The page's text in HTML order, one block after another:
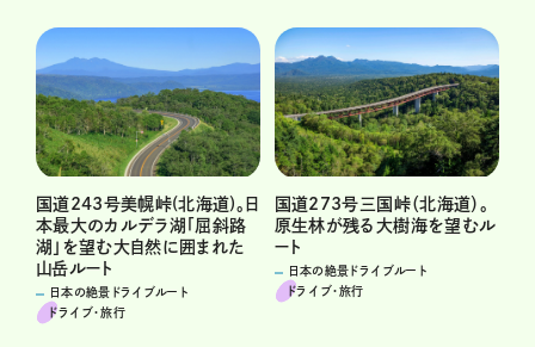
国道243号美幌峠(北海道)。日
本最大のカルデラ湖「屈斜路
湖」を望む大自然に囲まれた
山岳ルート
日本の絶景ドライブルート
ドライブ･旅行
国道273号三国峠（北海道）。
原生林が残る大樹海を望むル
ート
日本の絶景ドライブルート
ドライブ･旅行